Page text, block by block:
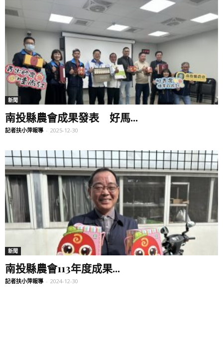
新聞
南投縣農會成果發表 好馬...
記者扶小萍報導 - 2025-12-30
新聞
南投縣農會113年度成果...
記者扶小萍報導 - 2024-12-30